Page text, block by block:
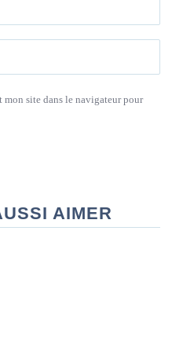
mon site dans le navigateur pour
AIMER